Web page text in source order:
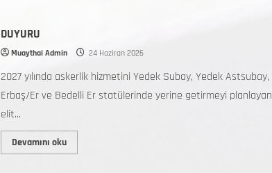
DUYURU
Muaythai Admin 24 Haziran 2026
2027 yılında askerlik hizmetini Yedek Subay, Yedek Astsubay,
Erbaş/Er ve Bedelli Er statülerinde yerine getirmeyi planlayan
elit...
Devamını oku